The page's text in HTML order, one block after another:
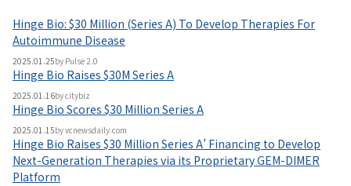
無料で使ってみる
Hinge Bio: $30 Million (Series A) To Develop Therapies For
Autoimmune Disease
2025.01.25by Pulse 2.0
Hinge Bio Raises $30M Series A
2025.01.16bycitybiz
Hinge Bio Scores $30 Million Series A
2025.01.15byvcnewsdaily.com
Hinge Bio Raises $30 Million Series A’ Financing to Develop
Next-Generation Therapies via its Proprietary GEM-DIMER
Platform